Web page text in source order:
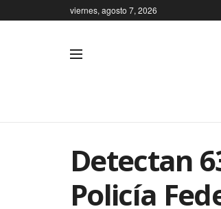
viernes, agosto 7, 2026
Detectan
Policía